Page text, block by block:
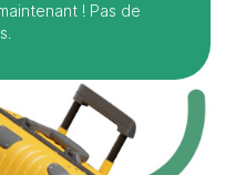
! Pas de